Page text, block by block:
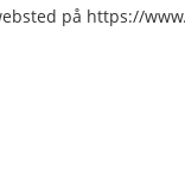
på https://